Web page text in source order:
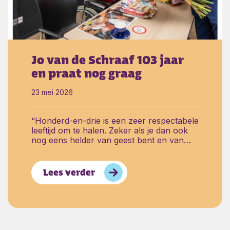
Jo van de Schraaf 103 jaar
en praat nog graag
23 mei 2026
“Honderd-en-drie is een zeer respectabele
leeftijd om te halen. Zeker als je dan ook
nog eens helder van geest bent en van
Schraaf uit Kapelle gaat dat allemaal op.
Zij vierde haar 103de verjaardag
woensdagmiddag in Cederhof. Iets met
boodschap als daarnaar gevraagd wordt.
Lees verder
over Jo van de Schraaf 103 jaar en praat